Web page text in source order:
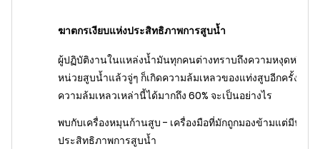
ฆาตกรเงียบแห่งประสิทธิภาพการสูบน้ำ
ผู้ปฏิบัติงานในแหล่งน้ำมันทุกคนต่างทราบถึงความหงุดหงิดที่
หน่วยสูบน้ำแล้วจู่ๆ ก็เกิดความล้มเหลวของแท่งสูบอีกครั้ง
ความล้มเหลวเหล่านี้ได้มากถึง 60% จะเป็นอย่างไร
พบกับเครื่องหมุนก้านสูบ - เครื่องมือที่มักถูกมองข้ามแต่มีประ
ประสิทธิภาพการสูบน้ำ